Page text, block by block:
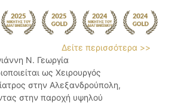
Δείτε περισσότερα >>
Ν. Γεωργία
ως Χειρουργός
στην Αλεξανδρούπολη,
στην παροχή υψηλού